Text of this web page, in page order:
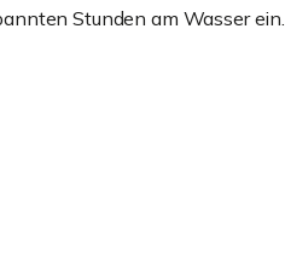
Stunden am Wasser ein.